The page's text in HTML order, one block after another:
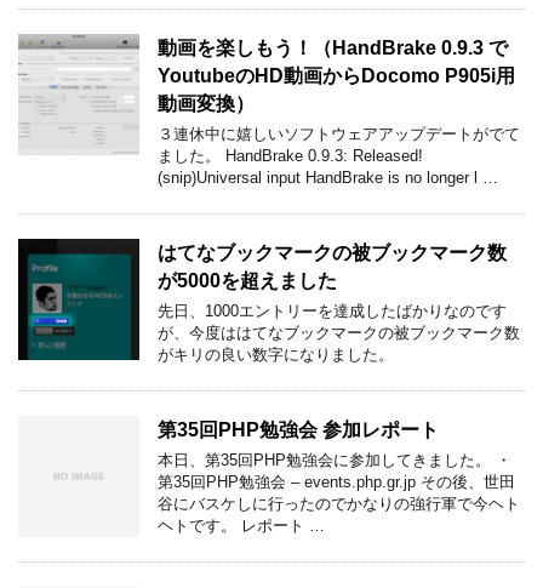
動画を楽しもう！（HandBrake 0.9.3 で
YoutubeのHD動画からDocomo P905i用
動画変換）
３連休中に嬉しいソフトウェアアップデートがでて
ました。 HandBrake 0.9.3: Released!
(snip)Universal input HandBrake is no longer l …
はてなブックマークの被ブックマーク数
が5000を超えました
先日、1000エントリーを達成したばかりなのです
が、今度ははてなブックマークの被ブックマーク数
がキリの良い数字になりました。
第35回PHP勉強会 参加レポート
本日、第35回PHP勉強会に参加してきました。 ・
第35回PHP勉強会 – events.php.gr.jp その後、世田
谷にバスケしに行ったのでかなりの強行軍で今ヘト
ヘトです。 レポート …